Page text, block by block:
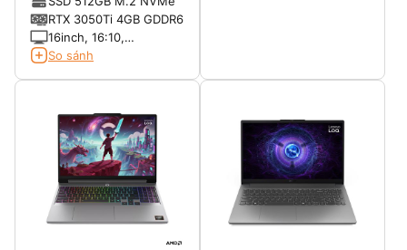
Cache)
RTX 3050Ti 4GB GDDR6
16inch, 16:10,
WQXGA(2560x1600)
So sánh